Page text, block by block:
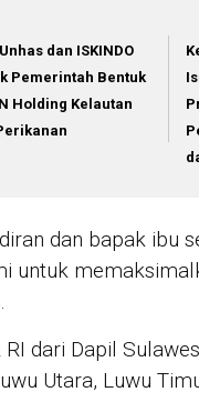
dan ISKINDO
Pemerintah Bentuk
Holding Kelautan
dan bapak ibu
untuk
dari Dapil
Utara, Luwu